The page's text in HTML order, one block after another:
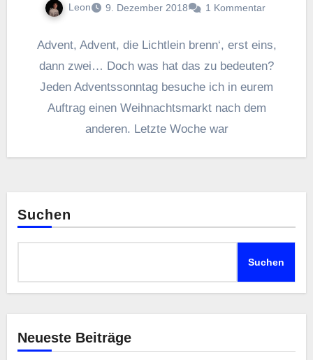
Leon 9. Dezember 2018 1 Kommentar
Advent, Advent, die Lichtlein brenn‘, erst eins,
dann zwei… Doch was hat das zu bedeuten?
Jeden Adventssonntag besuche ich in eurem
Auftrag einen Weihnachtsmarkt nach dem
anderen. Letzte Woche war
Suchen
Suchen
Neueste Beiträge